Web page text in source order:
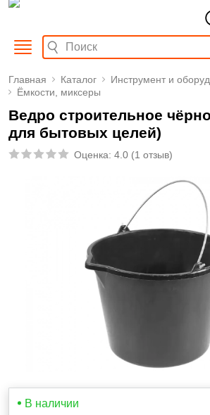
Главная Каталог
Инструмент и
Ёмкости, миксеры
Ведро строительное
для бытовых целей)
Оценка: 4.0 (1 отзыв)
В наличии